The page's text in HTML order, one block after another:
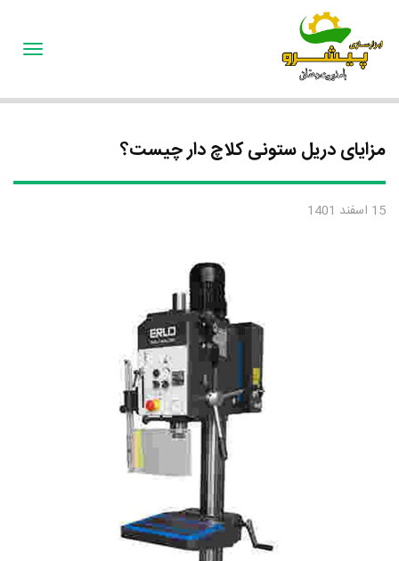
مزایای دریل ستونی کلاچ دار چیست؟
15 اسفند 1401